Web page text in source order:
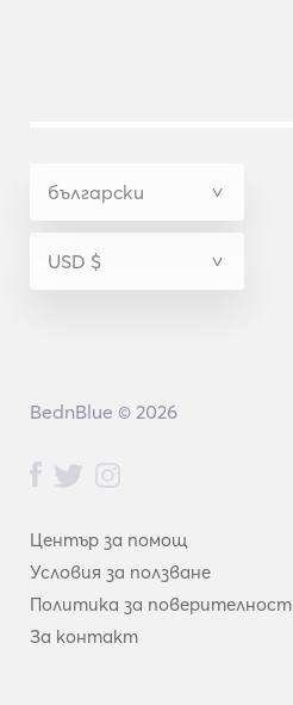
Център за помощ
Условия за ползване
Политика за поверителност
За контакт
BednBlue © 2026